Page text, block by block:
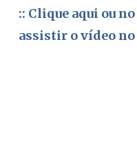
:: Clique aqui ou
assistir o vídeo